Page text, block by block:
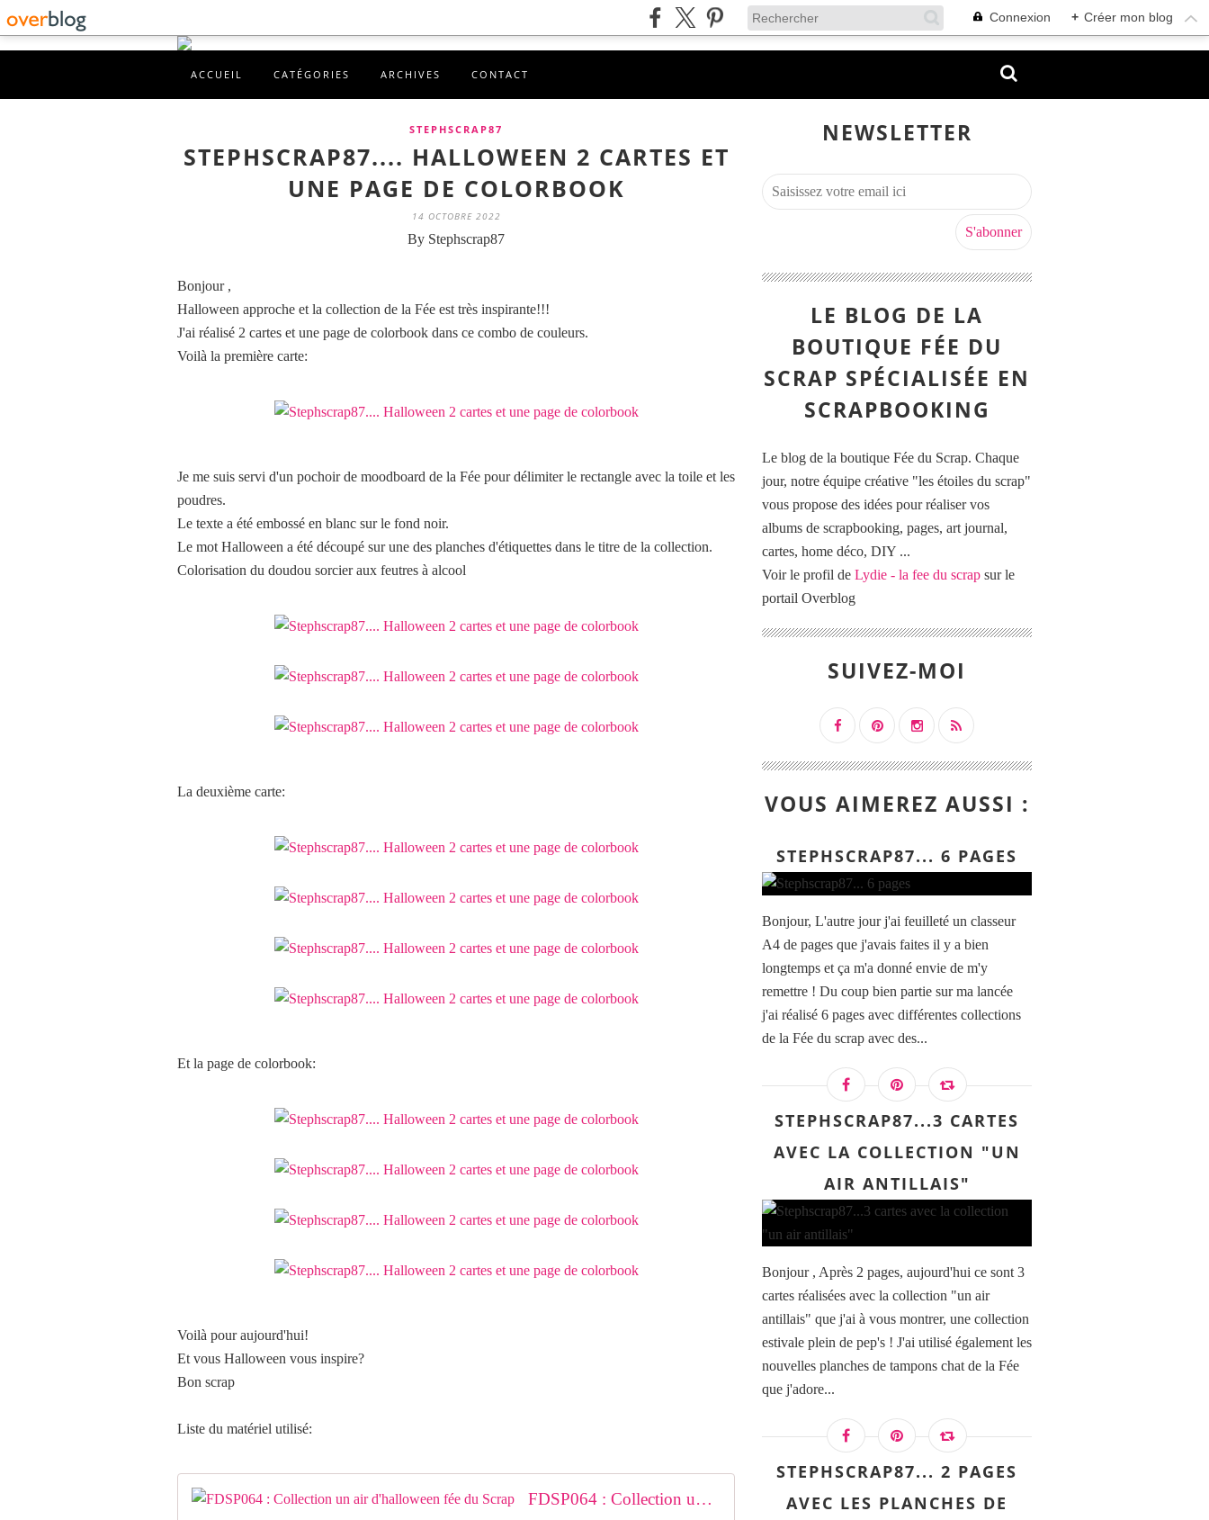
Connexion + Créer mon blog
ACCUEIL CATÉGORIES ARCHIVES CONTACT
STEPHSCRAP87
STEPHSCRAP87.... HALLOWEEN 2 CARTES ET
UNE PAGE DE COLORBOOK
14 OCTOBRE 2022
By Stephscrap87
Bonjour ,
Halloween approche et la collection de la Fée est très inspirante!!!
J'ai réalisé 2 cartes et une page de colorbook dans ce combo de couleurs.
Voilà la première carte:
Je me suis servi d'un pochoir de moodboard de la Fée pour délimiter le rectangle avec la toile et les
poudres.
Le texte a été embossé en blanc sur le fond noir.
Le mot Halloween a été découpé sur une des planches d'étiquettes dans le titre de la collection.
Colorisation du doudou sorcier aux feutres à alcool
La deuxième carte:
Et la page de colorbook:
Voilà pour aujourd'hui!
Et vous Halloween vous inspire?
Bon scrap
Liste du matériel utilisé:
FDSP064 : Collection un air d'halloween fée du Scrap
NEWSLETTER
LE BLOG DE LA
BOUTIQUE FÉE DU
SCRAP SPÉCIALISÉE EN
SCRAPBOOKING
Le blog de la boutique Fée du Scrap. Chaque
jour, notre équipe créative "les étoiles du scrap"
vous propose des idées pour réaliser vos
albums de scrapbooking, pages, art journal,
cartes, home déco, DIY ...
Voir le profil de Lydie - la fee du scrap sur le
portail Overblog
SUIVEZ-MOI
VOUS AIMEREZ AUSSI :
STEPHSCRAP87... 6 PAGES
Bonjour, L'autre jour j'ai feuilleté un classeur
A4 de pages que j'avais faites il y a bien
longtemps et ça m'a donné envie de m'y
remettre ! Du coup bien partie sur ma lancée
j'ai réalisé 6 pages avec différentes collections
de la Fée du scrap avec des...
STEPHSCRAP87...3 CARTES
AVEC LA COLLECTION "UN
AIR ANTILLAIS"
Bonjour , Après 2 pages, aujourd'hui ce sont 3
cartes réalisées avec la collection "un air
antillais" que j'ai à vous montrer, une collection
estivale plein de pep's ! J'ai utilisé également les
nouvelles planches de tampons chat de la Fée
que j'adore...
STEPHSCRAP87... 2 PAGES
AVEC LES PLANCHES DE